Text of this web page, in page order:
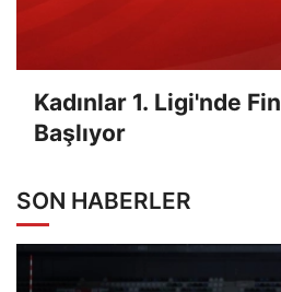
Kadınlar 1. Ligi'nde
Başlıyor
SON HABERLER